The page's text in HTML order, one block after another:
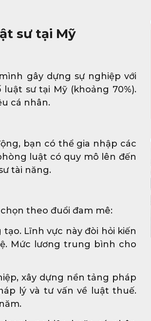
sư tại Mỹ
gây dựng sự nghiệp với
sư tại Mỹ (khoảng 70%).
cá nhân.
bạn có thể gia nhập các
luật có quy mô lên đến
tài năng.
theo đuổi đam mê:
Lĩnh vực này đòi hỏi kiến
Mức lương trung bình cho
xây dựng nền tảng pháp
lý và tư vấn về luật thuế.